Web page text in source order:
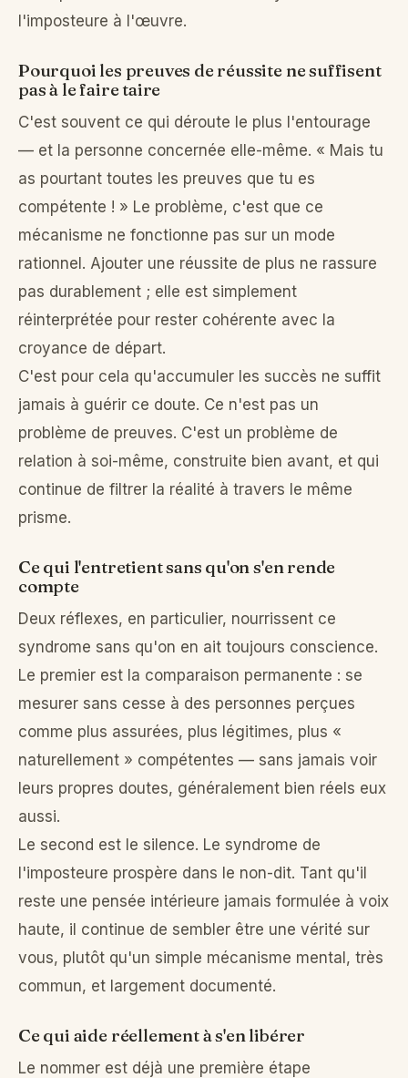
l'imposteure à l'œuvre.
Pourquoi les preuves de réussite ne suffisent
pas à le faire taire
C'est souvent ce qui déroute le plus l'entourage
— et la personne concernée elle-même. « Mais tu
as pourtant toutes les preuves que tu es
compétente ! » Le problème, c'est que ce
mécanisme ne fonctionne pas sur un mode
rationnel. Ajouter une réussite de plus ne rassure
pas durablement ; elle est simplement
réinterprétée pour rester cohérente avec la
croyance de départ.
C'est pour cela qu'accumuler les succès ne suffit
jamais à guérir ce doute. Ce n'est pas un
problème de preuves. C'est un problème de
relation à soi-même, construite bien avant, et qui
continue de filtrer la réalité à travers le même
prisme.
Ce qui l'entretient sans qu'on s'en rende
compte
Deux réflexes, en particulier, nourrissent ce
syndrome sans qu'on en ait toujours conscience.
Le premier est la comparaison permanente : se
mesurer sans cesse à des personnes perçues
comme plus assurées, plus légitimes, plus «
naturellement » compétentes — sans jamais voir
leurs propres doutes, généralement bien réels eux
aussi.
Le second est le silence. Le syndrome de
l'imposteure prospère dans le non-dit. Tant qu'il
reste une pensée intérieure jamais formulée à voix
haute, il continue de sembler être une vérité sur
vous, plutôt qu'un simple mécanisme mental, très
commun, et largement documenté.
Ce qui aide réellement à s'en libérer
Le nommer est déjà une première étape